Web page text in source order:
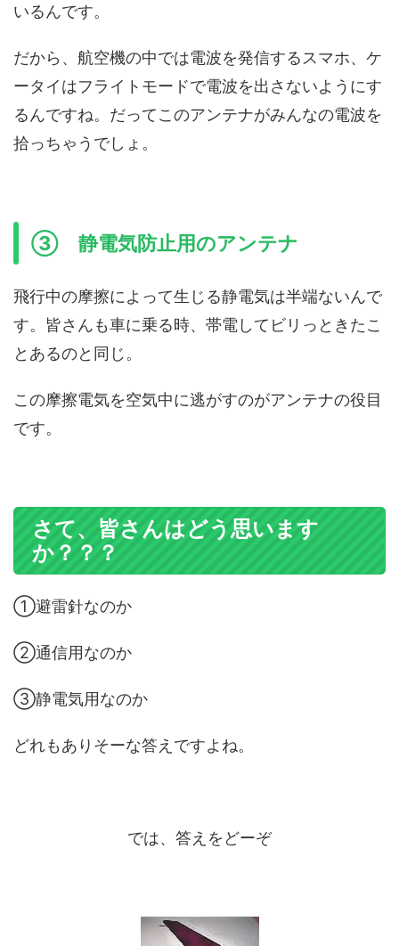
いるんです。
だから、航空機の中では電波を発信するスマホ、ケ
ータイはフライトモードで電波を出さないようにす
るんですね。だってこのアンテナがみんなの電波を
拾っちゃうでしょ。
③ 静電気防止用のアンテナ
飛行中の摩擦によって生じる静電気は半端ないんで
す。皆さんも車に乗る時、帯電してビリっときたこ
とあるのと同じ。
この摩擦電気を空気中に逃がすのがアンテナの役目
です。
さて、皆さんはどう思います
か？？？
①避雷針なのか
②通信用なのか
③静電気用なのか
どれもありそーな答えですよね。
では、答えをどーぞ